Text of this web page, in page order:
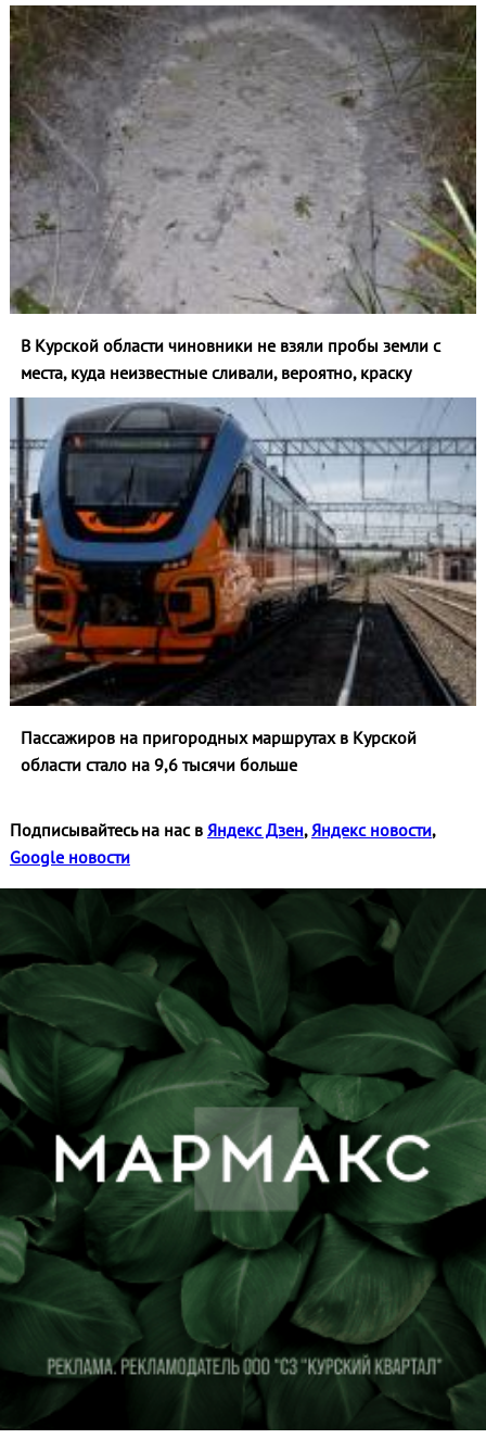
В Курской области чиновники не взяли пробы земли с
места, куда неизвестные сливали, вероятно, краску
Пассажиров на пригородных маршрутах в Курской
области стало на 9,6 тысячи больше
Подписывайтесь на нас в Яндекс Дзен, Яндекс новости,
Google новости